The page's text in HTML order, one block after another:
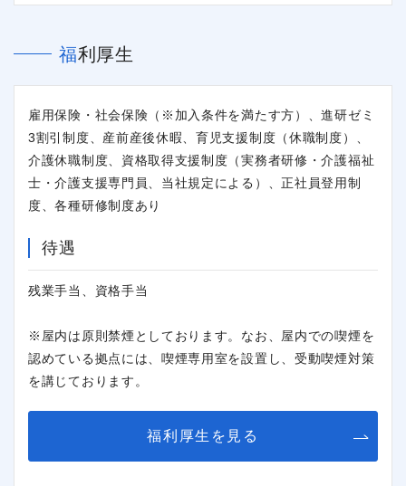
福利厚生
雇用保険・社会保険（※加入条件を満たす方）、進研ゼミ
3割引制度、産前産後休暇、育児支援制度（休職制度）、
介護休職制度、資格取得支援制度（実務者研修・介護福祉
士・介護支援専門員、当社規定による）、正社員登用制
度、各種研修制度あり
待遇
残業手当、資格手当
※屋内は原則禁煙としております。なお、屋内での喫煙を
認めている拠点には、喫煙専用室を設置し、受動喫煙対策
を講じております。
福利厚生を見る